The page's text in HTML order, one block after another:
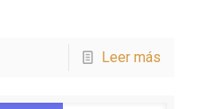
Leer más